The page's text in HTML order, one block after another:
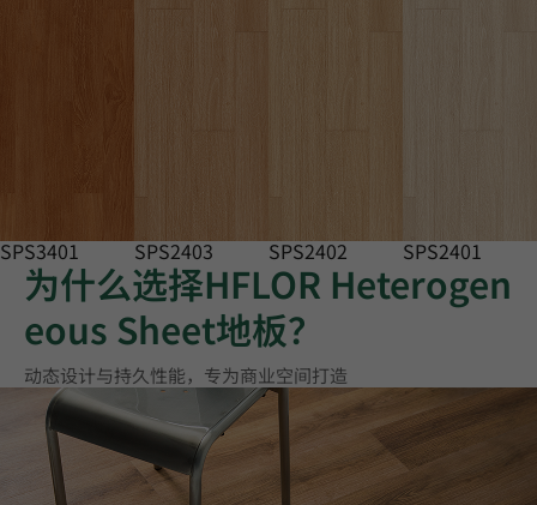
SPS3401 SPS2403 SPS2402 SPS2401
为什么选择HFLOR Heterogen
eous Sheet地板？
动态设计与持久性能，专为商业空间打造